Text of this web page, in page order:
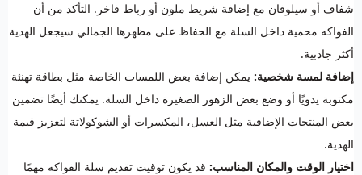
شفاف أو سيلوفان مع إضافة شريط ملون أو رباط فاخر. التأكد من أن
الفواكه محمية داخل السلة مع الحفاظ على مظهرها الجمالي سيجعل الهدية
أكثر جاذبية.
إضافة لمسة شخصية: يمكن إضافة بعض اللمسات الخاصة مثل بطاقة تهنئة
مكتوبة يدويًا أو وضع بعض الزهور الصغيرة داخل السلة. يمكنك أيضًا تضمين
بعض المنتجات الإضافية مثل العسل، المكسرات أو الشوكولاتة لتعزيز قيمة
الهدية.
اختيار الوقت والمكان المناسب: قد يكون توقيت تقديم سلة الفواكه مهمًا